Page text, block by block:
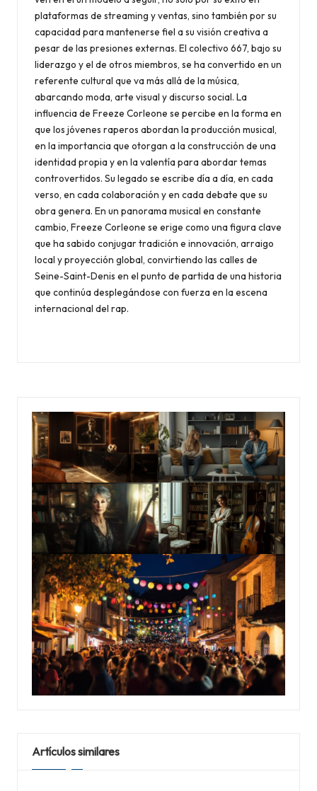
plataformas de streaming y ventas, sino también por su
capacidad para mantenerse fiel a su visión creativa a
pesar de las presiones externas. El colectivo 667, bajo su
liderazgo y el de otros miembros, se ha convertido en un
referente cultural que va más allá de la música,
abarcando moda, arte visual y discurso social. La
influencia de Freeze Corleone se percibe en la forma en
que los jóvenes raperos abordan la producción musical,
en la importancia que otorgan a la construcción de una
identidad propia y en la valentía para abordar temas
controvertidos. Su legado se escribe día a día, en cada
verso, en cada colaboración y en cada debate que su
obra genera. En un panorama musical en constante
cambio, Freeze Corleone se erige como una figura clave
que ha sabido conjugar tradición e innovación, arraigo
local y proyección global, convirtiendo las calles de
Seine-Saint-Denis en el punto de partida de una historia
que continúa desplegándose con fuerza en la escena
internacional del rap.
Artículos similares